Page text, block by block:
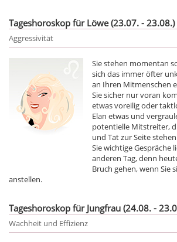
Tageshoroskop für Löwe (23.07. - 23.08.)
Aggressivität
Sie stehen momentan
sich das immer öfter
an Ihren Mitmenschen
Sie sicher nur voran
etwas voreilig oder
Elan etwas und
potentielle Mitstreiter,
und Tat zur Seite
Sie wichtige Gespräche
anderen Tag, denn
Bruch gehen, wenn Sie
anstellen.
Tageshoroskop für Jungfrau (24.08. -
Wachheit und Effizienz